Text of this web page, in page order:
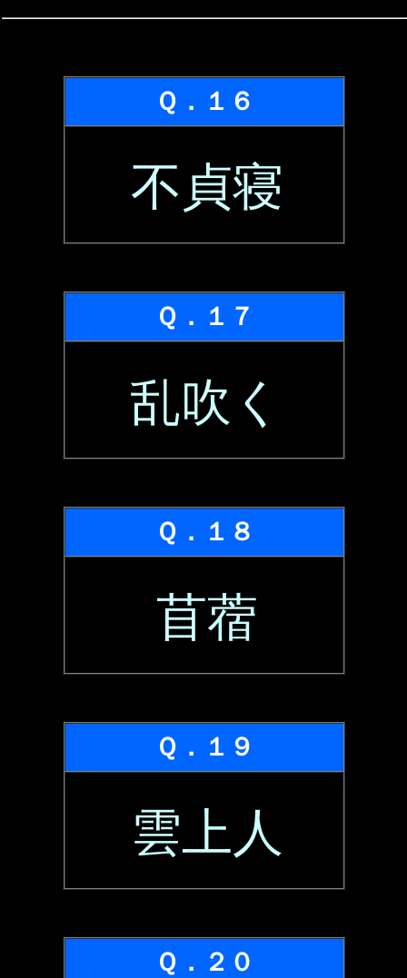
Ｑ．１６
不貞寝
Ｑ．１７
乱吹く
Ｑ．１８
苜蓿
Ｑ．１９
雲上人
Ｑ．２０